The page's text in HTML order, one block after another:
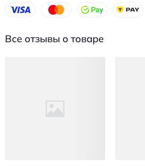
Все отзывы о товаре